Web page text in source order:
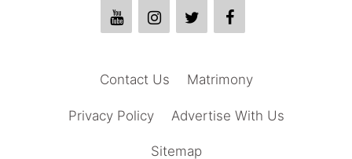
Matrimony
Contact Us
Advertise With Us
Privacy Policy
Sitemap